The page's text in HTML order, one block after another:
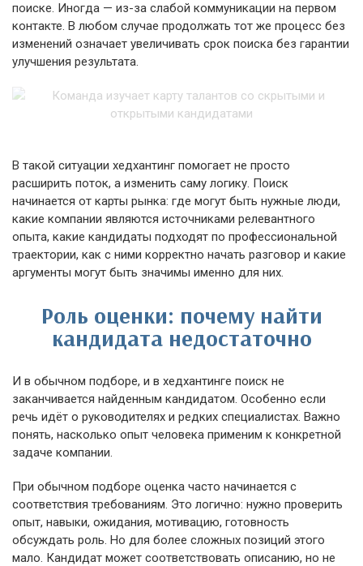
поиске. Иногда — из-за слабой коммуникации на первом
контакте. В любом случае продолжать тот же процесс без
изменений означает увеличивать срок поиска без гарантии
улучшения результата.
В такой ситуации хедхантинг помогает не просто
расширить поток, а изменить саму логику. Поиск
начинается от карты рынка: где могут быть нужные люди,
какие компании являются источниками релевантного
опыта, какие кандидаты подходят по профессиональной
траектории, как с ними корректно начать разговор и какие
аргументы могут быть значимы именно для них.
Роль оценки: почему найти
кандидата недостаточно
И в обычном подборе, и в хедхантинге поиск не
заканчивается найденным кандидатом. Особенно если
речь идёт о руководителях и редких специалистах. Важно
понять, насколько опыт человека применим к конкретной
задаче компании.
При обычном подборе оценка часто начинается с
соответствия требованиям. Это логично: нужно проверить
опыт, навыки, ожидания, мотивацию, готовность
обсуждать роль. Но для более сложных позиций этого
мало. Кандидат может соответствовать описанию, но не